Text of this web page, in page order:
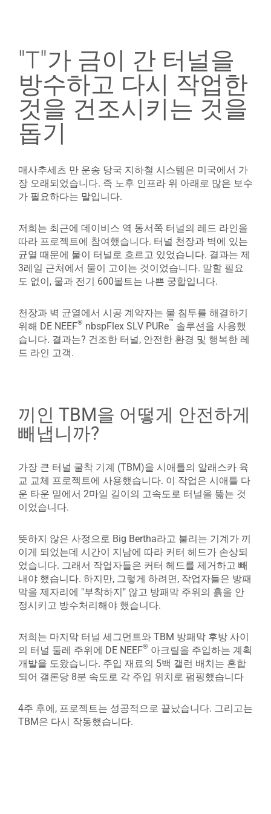
"T"가 금이 간 터널을
방수하고 다시 작업한
것을 건조시키는 것을
돕기
매사추세츠 만 운송 당국 지하철 시스템은 미국에서 가
장 오래되었습니다. 즉 노후 인프라 위 아래로 많은 보수
가 필요하다는 말입니다.
저희는 최근에 데이비스 역 동서쪽 터널의 레드 라인을
따라 프로젝트에 참여했습니다. 터널 천장과 벽에 있는
균열 때문에 물이 터널로 흐르고 있었습니다. 결과는 제
3레일 근처에서 물이 고이는 것이었습니다. 말할 필요
도 없이, 물과 전기 600볼트는 나쁜 궁합입니다.
천장과 벽 균열에서 시공 계약자는 물 침투를 해결하기
위해 DE NEEF® nbspFlex SLV PURe™ 솔루션을 사용했
습니다. 결과는? 건조한 터널, 안전한 환경 및 행복한 레
드 라인 고객.
끼인 TBM을 어떻게 안전하게
빼냅니까?
가장 큰 터널 굴착 기계 (TBM)을 시애틀의 알래스카 육
교 교체 프로젝트에 사용했습니다. 이 작업은 시애틀 다
운 타운 밑에서 2마일 길이의 고속도로 터널을 뚫는 것
이었습니다.
뜻하지 않은 사정으로 Big Bertha라고 불리는 기계가 끼
이게 되었는데 시간이 지남에 따라 커터 헤드가 손상되
었습니다. 그래서 작업자들은 커터 헤드를 제거하고 빼
내야 했습니다. 하지만, 그렇게 하려면, 작업자들은 방패
막을 제자리에 "부착하지" 않고 방패막 주위의 흙을 안
정시키고 방수처리해야 했습니다.
저희는 마지막 터널 세그먼트와 TBM 방패막 후방 사이
의 터널 둘레 주위에 DE NEEF® 아크릴을 주입하는 계획
개발을 도왔습니다. 주입 재료의 5백 갤런 배치는 혼합
되어 갤론당 8분 속도로 각 주입 위치로 펌핑했습니다
4주 후에, 프로젝트는 성공적으로 끝났습니다. 그리고는
TBM은 다시 작동했습니다.